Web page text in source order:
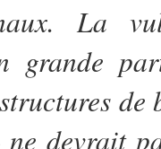
La
grande
devrait